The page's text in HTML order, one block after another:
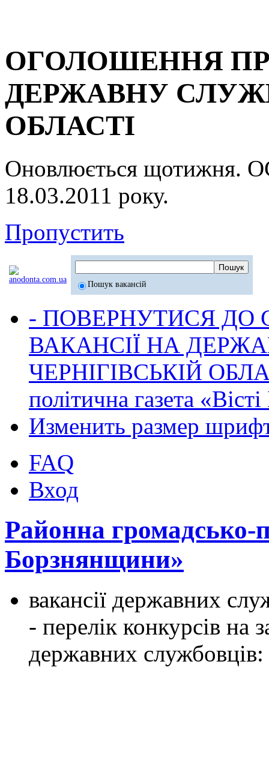
ОГОЛОШЕННЯ
ДЕРЖАВНУ
ОБЛАСТІ
Оновлюється
18.03.2011 року.
Пропустить
Пошук вакансій
- ПОВЕРНУТИСЯ ДО
ВАКАНСІЇ НА
ЧЕРНІГІВСЬКІЙ
політична газета
Изменить размер
FAQ
Вход
Районна громадсько-
Борзнянщини»
вакансії державних
- перелік конкурсів на
державних службовців: